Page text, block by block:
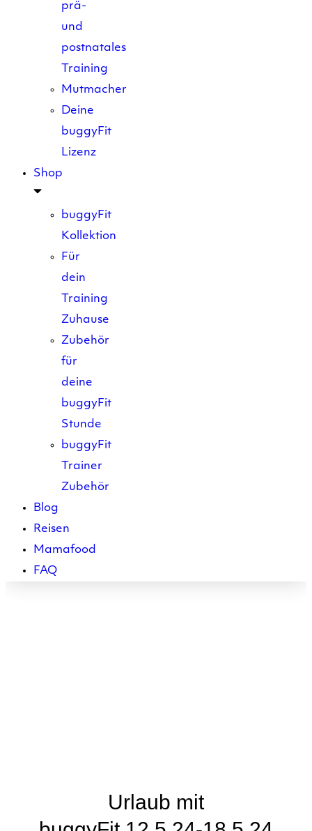
prä-
und
postnatales
Training
Mutmacher
Deine
buggyFit
Lizenz
Shop
buggyFit
Kollektion
Für
dein
Training
Zuhause
Zubehör
für
deine
buggyFit
Stunde
buggyFit
Trainer
Zubehör
Blog
Reisen
Mamafood
FAQ
Urlaub mit